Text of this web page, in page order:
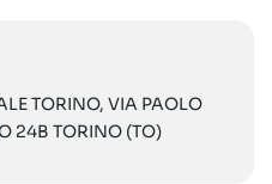
TORINO, VIA PAOLO
24B TORINO (TO)